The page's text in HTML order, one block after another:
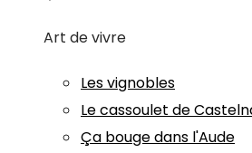
Art de vivre
Les vignobles
Le cassoulet de
Ça bouge dans l'Aude